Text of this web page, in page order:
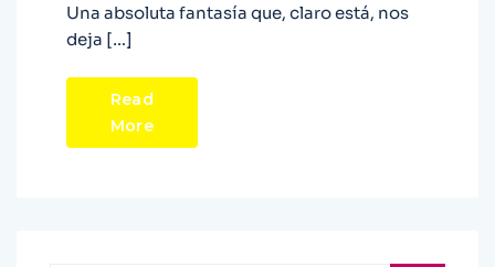
Una absoluta fantasía que, claro está, nos
deja […]
Read
More